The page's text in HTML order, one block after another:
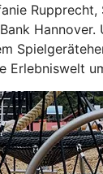
Hannover.
Erlebniswelt